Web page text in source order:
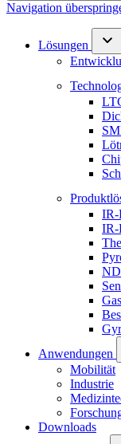
Navigation
Lösungen
IR-
IR-
Anwendungen
Mobilität
Industrie
Downloads